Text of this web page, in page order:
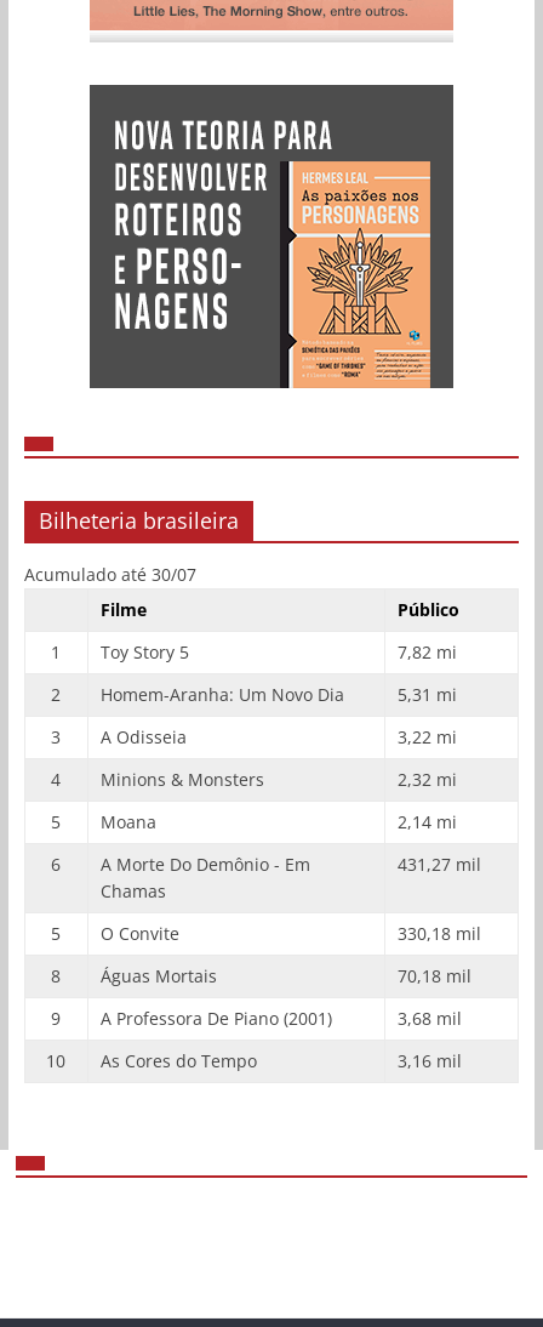
Bilheteria brasileira
Acumulado até 30/07
Filme
Público
1
Toy Story 5
7,82 mi
2
Homem-Aranha: Um Novo Dia
5,31 mi
3
A Odisseia
3,22 mi
4
Minions & Monsters
2,32 mi
5
Moana
2,14 mi
6
A Morte Do Demônio - Em
Chamas
431,27 mil
5 O Convite
330,18 mil
8
Águas Mortais
70,18 mil
9
A Professora De Piano (2001)
3,68 mil
10
As Cores do Tempo 3,16 mil